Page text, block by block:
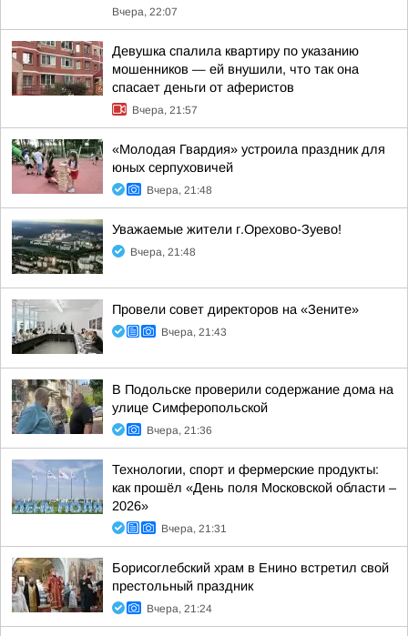
Вчера, 22:07
Девушка спалила квартиру по указанию
мошенников — ей внушили, что так она
спасает деньги от аферистов
Вчера, 21:57
«Молодая Гвардия» устроила праздник для
юных серпуховичей
Вчера, 21:48
Уважаемые жители г.Орехово-Зуево!
Вчера, 21:48
Провели совет директоров на «Зените»
Вчера, 21:43
В Подольске проверили содержание дома на
улице Симферопольской
Вчера, 21:36
Технологии, спорт и фермерские продукты:
как прошёл «День поля Московской области –
2026»
Вчера, 21:31
Борисоглебский храм в Енино встретил свой
престольный праздник
Вчера, 21:24